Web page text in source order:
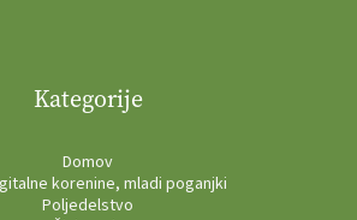
Kategorije
Domov
korenine, mladi poganjki
Poljedelstvo